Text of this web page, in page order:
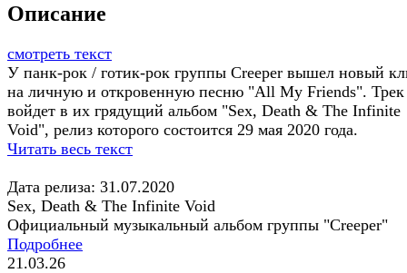
Описание
смотреть текст
У панк-рок / готик-рок группы Creeper вышел новый
на личную и откровенную песню "All My Friends". Трек
войдет в их грядущий альбом "Sex, Death & The Infinite
Void", релиз которого состоится 29 мая 2020 года.
Читать весь текст
Дата релиза: 31.07.2020
Sex, Death & The Infinite Void
Официальный музыкальный альбом группы "Creeper"
Подробнее
21.03.26